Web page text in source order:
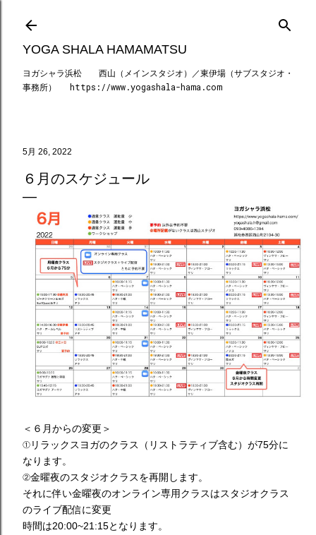
スキップしてメイン コンテンツに移動
YOGA SHALA HAMAMATSU
ヨガシャラ浜松 西山（メインスタジオ）／東伊場（サブスタジオ・
事務所） https://www.yogashala-hama.com
5月 26, 2022
６月のスケジュール
＜６月からの変更＞
①リラックスヨガのクラス（リストラティブ含む）が75分に
なります。
②金曜夜のスタジオクラスを再開します。
それに伴い金曜夜のオンライン専用クラスはスタジオクラス
のライブ配信に変更
時間は20:00~21:15となります。